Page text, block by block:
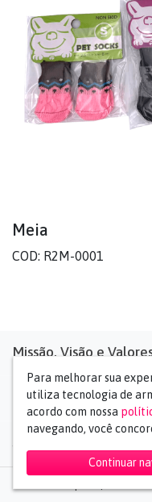
Para melhorar sua
utiliza tecnologia de
acordo com nossa
navegando, você
Continuar
Meia
COD: R2M-0001
Missão, Visão e
Missão: Estreitar os
Visão: Ser a maior
Valores: Eficiência,
Contato
(11) 99829-5255
Rua Amazonas da
Social Media
Whatsapp